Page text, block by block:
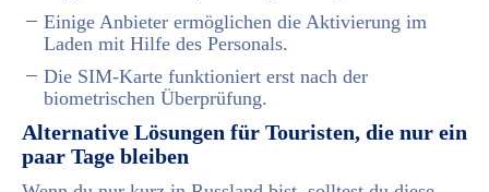
Einige Anbieter ermöglichen die Aktivierung im
Laden mit Hilfe des Personals.
Die SIM-Karte funktioniert erst nach der
biometrischen Überprüfung.
Alternative Lösungen für Touristen, die nur ein
paar Tage bleiben